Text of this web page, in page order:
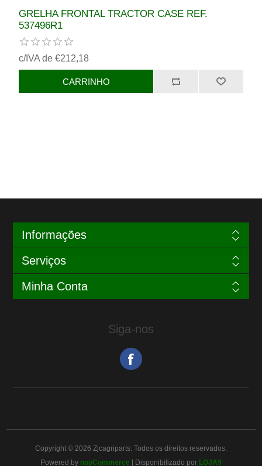
GRELHA FRONTAL TRACTOR CASE REF.
537496R1
c/IVA de €212,18
Informações
Serviços
Minha Conta
Siga-nos
Copyright © 2026 Zjcagriparts. Todos os direitos reservados.
Powered by nopCommerce | Disponibilizado por LOJA9